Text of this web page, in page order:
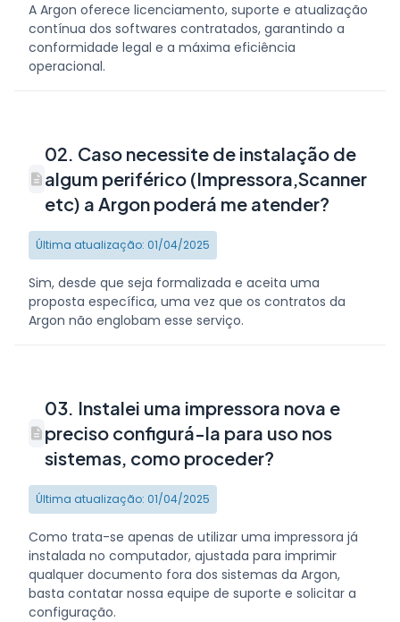
A Argon oferece licenciamento, suporte e atualização
contínua dos softwares contratados, garantindo a
conformidade legal e a máxima eficiência
operacional.
02. Caso necessite de instalação de
algum periférico (Impressora,Scanner
etc) a Argon poderá me atender?
Última atualização: 01/04/2025
Sim, desde que seja formalizada e aceita uma
proposta específica, uma vez que os contratos da
Argon não englobam esse serviço.
03. Instalei uma impressora nova e
preciso configurá-la para uso nos
sistemas, como proceder?
Última atualização: 01/04/2025
Como trata-se apenas de utilizar uma impressora já
instalada no computador, ajustada para imprimir
qualquer documento fora dos sistemas da Argon,
basta contatar nossa equipe de suporte e solicitar a
configuração.